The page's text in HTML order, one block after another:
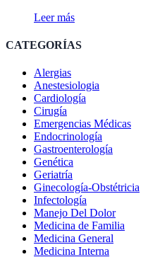
Leer más
CATEGORÍAS
Alergias
Anestesiologia
Cardiología
Cirugía
Emergencias Médicas
Endocrinología
Gastroenterología
Genética
Geriatría
Ginecología-Obstétricia
Infectología
Manejo Del Dolor
Medicina de Familia
Medicina General
Medicina Interna